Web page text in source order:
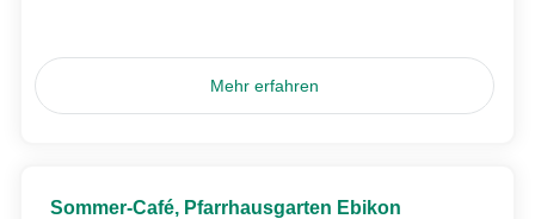
Mehr erfahren
Sommer-Café, Pfarrhausgarten Ebikon